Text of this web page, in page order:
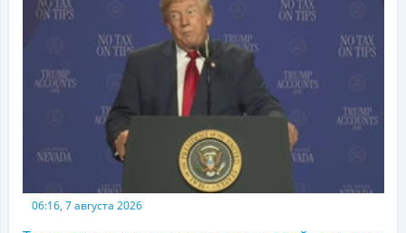
06:16, 7 августа 2026